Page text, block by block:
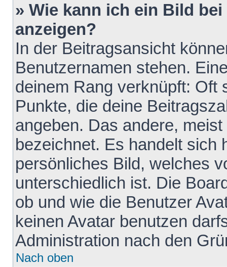
» Wie kann ich ein Bild
anzeigen?
In der Beitragsansicht
Benutzernamen stehen.
deinem Rang verknüpft: Oft
Punkte, die deine
angeben. Das andere,
bezeichnet. Es handelt sich
persönliches Bild, welches
unterschiedlich ist. Die
ob und wie die Benutzer
keinen Avatar benutzen
Administration nach den
Nach oben